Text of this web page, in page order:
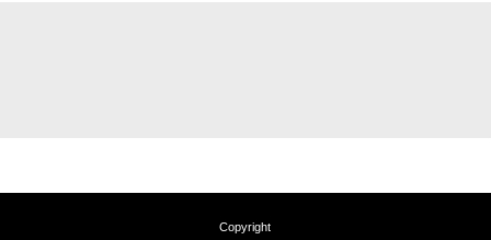
Copyright